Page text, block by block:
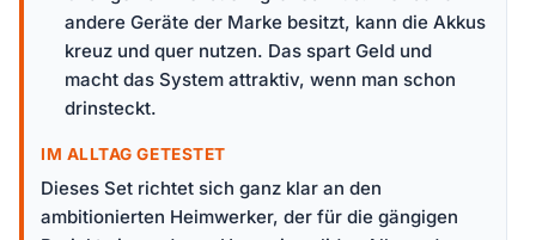
andere Geräte der Marke besitzt, kann die Akkus
kreuz und quer nutzen. Das spart Geld und
macht das System attraktiv, wenn man schon
drinsteckt.
IM ALLTAG GETESTET
Dieses Set richtet sich ganz klar an den
ambitionierten Heimwerker, der für die gängigen